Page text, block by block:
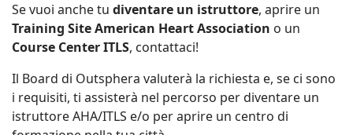
Se vuoi anche tu diventare un istruttore, aprire un
Training Site American Heart Association o un
Course Center ITLS, contattaci!
Il Board di Outsphera valuterà la richiesta e, se ci sono
i requisiti, ti assisterà nel percorso per diventare un
istruttore AHA/ITLS e/o per aprire un centro di